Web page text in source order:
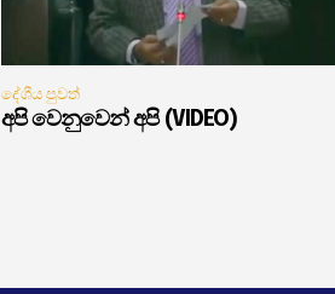
දේශීය පුවත්
අපි වෙනුවෙන් අපි (VIDEO)